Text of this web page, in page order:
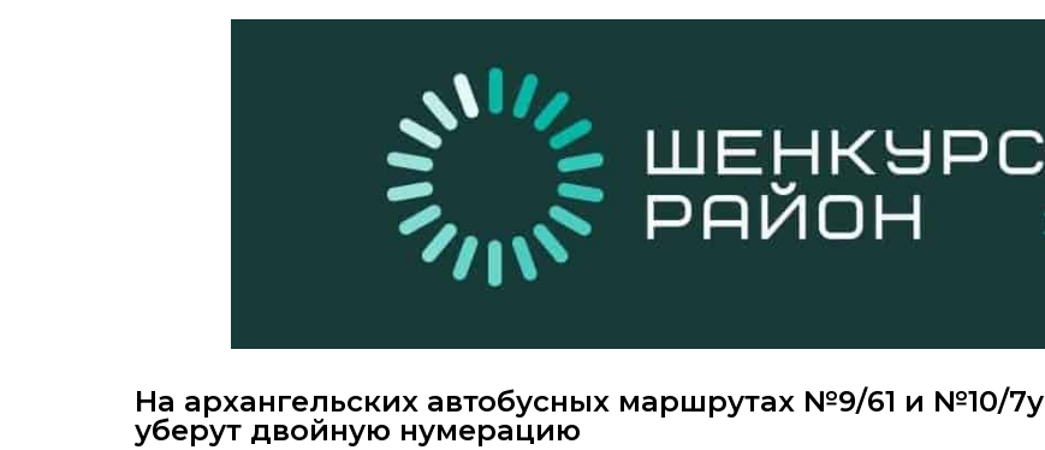
На архангельских автобусных маршрутах №9/61 и №10/7у
уберут двойную нумерацию